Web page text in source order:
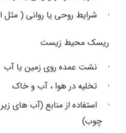
شرایط روحی یا روانی (
ریسک محیط زیست
نشت عمده روی زمین یا آب
تخلیه در هوا ، آب و خاک
استفاده از منابع (آب های
چوب)